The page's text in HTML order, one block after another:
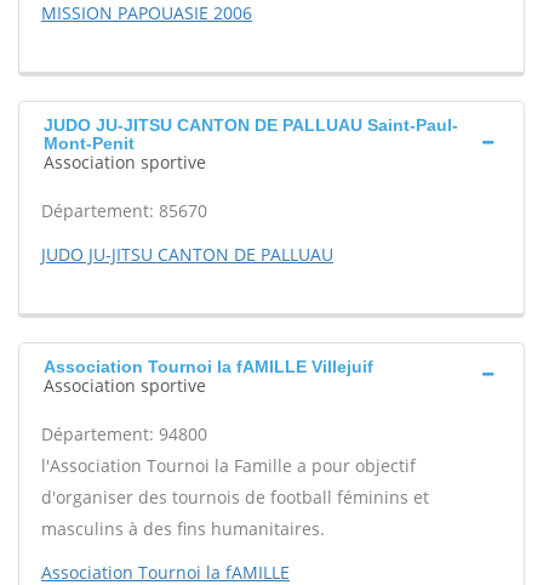
MISSION PAPOUASIE 2006
JUDO JU-JITSU CANTON DE PALLUAU Saint-Paul-
Mont-Penit
Association sportive
Département: 85670
JUDO JU-JITSU CANTON DE PALLUAU
Association Tournoi la fAMILLE Villejuif
Association sportive
Département: 94800
l'Association Tournoi la Famille a pour objectif
d'organiser des tournois de football féminins et
masculins à des fins humanitaires.
Association Tournoi la fAMILLE